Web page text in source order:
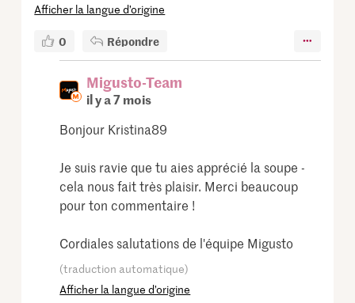
Afficher la langue d’origine
0 Répondre
Migusto-Team
il y a 7 mois
Bonjour Kristina89
Je suis ravie que tu aies apprécié la soupe -
cela nous fait très plaisir. Merci beaucoup
pour ton commentaire !
Cordiales salutations de l'équipe Migusto
(traduction automatique)
Afficher la langue d’origine